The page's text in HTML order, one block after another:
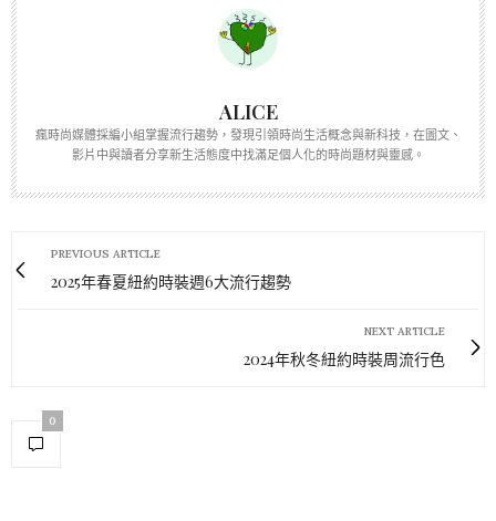
ALICE
瘋時尚媒體採編小組掌握流行趨勢，發現引領時尚生活概念與新科技，在圖文、
影片中與讀者分享新生活態度中找滿足個人化的時尚題材與靈感。
PREVIOUS ARTICLE
2025年春夏紐約時裝週6大流行趨勢
NEXT ARTICLE
2024年秋冬紐約時裝周流行色
0